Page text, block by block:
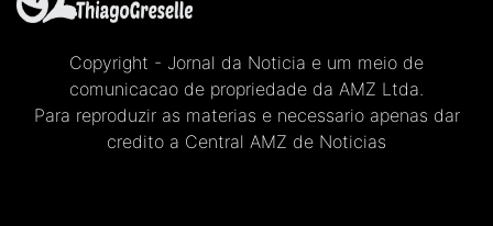
Copyright - Jornal da Noticia e um meio de
comunicacao de propriedade da AMZ Ltda.
Para reproduzir as materias e necessario apenas dar
credito a Central AMZ de Noticias